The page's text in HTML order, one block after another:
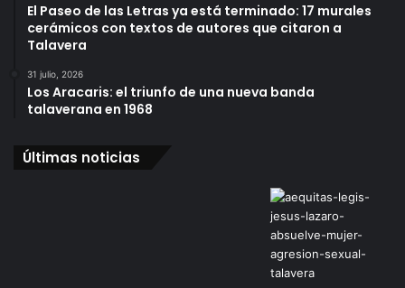
El Paseo de las Letras ya está terminado: 17 murales
cerámicos con textos de autores que citaron a
Talavera
31 julio, 2026
Los Aracaris: el triunfo de una nueva banda
talaverana en 1968
Últimas noticias